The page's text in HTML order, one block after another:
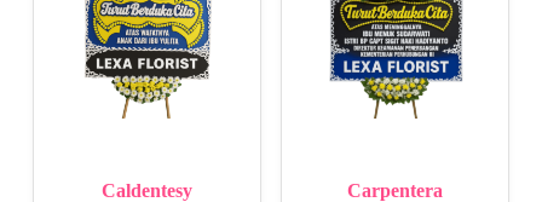
Caldentesy Carpentera